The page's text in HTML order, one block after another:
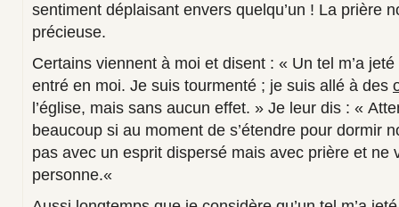
sentiment déplaisant envers quelqu’un ! La prière
précieuse.
Certains viennent à moi et disent : « Un tel m’a
entré en moi. Je suis tourmenté ; je suis allé à des
l’église, mais sans aucun effet. » Je leur dis : «
beaucoup si au moment de s’étendre pour dormir
pas avec un esprit dispersé mais avec prière et ne
personne.»